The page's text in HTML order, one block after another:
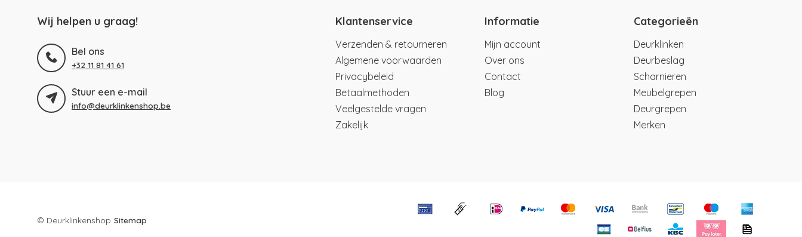
Wij helpen u graag!
Bel ons
+32 11 81 41 61
Stuur een e-mail
info@deurklinkenshop.be
Klantenservice
Verzenden & retourneren
Algemene voorwaarden
Privacybeleid
Betaalmethoden
Veelgestelde vragen
Zakelijk
Informatie
Mijn account
Over ons
Contact
Blog
Categorieën
Deurklinken
Deurbeslag
Scharnieren
Meubelgrepen
Deurgrepen
Merken
© Deurklinkenshop Sitemap